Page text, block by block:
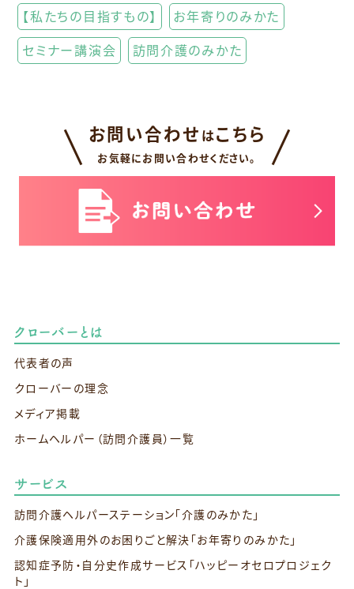
【私たちの目指すもの】
お年寄りのみかた
セミナー講演会
訪問介護のみかた
お問い合わせ はこちら
お気軽にお問い合わせください。
クローバーとは
代表者の声
クローバーの理念
メディア掲載
ホームヘルパー（訪問介護員）一覧
サービス
訪問介護ヘルパーステーション「介護のみかた」
介護保険適用外のお困りごと解決 「お年寄りのみかた」
認知症予防・自分史作成サービス 「ハッピーオセロプロジェク
ト」